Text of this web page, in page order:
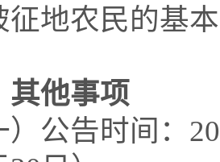
征地农民的基
其他事项
告时间：